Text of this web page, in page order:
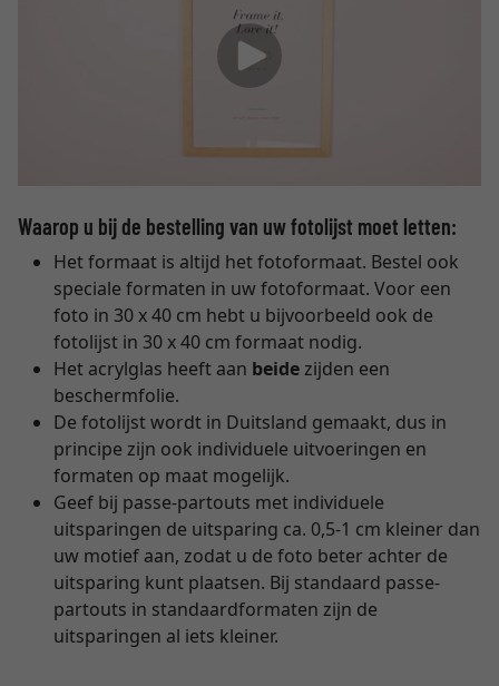
Waarop u bij de bestelling van uw fotolijst moet letten:
Het formaat is altijd het fotoformaat. Bestel ook
speciale formaten in uw fotoformaat. Voor een
foto in 30 x 40 cm hebt u bijvoorbeeld ook de
fotolijst in 30 x 40 cm formaat nodig.
Het acrylglas heeft aan beidezijden een
beschermfolie.
De fotolijst wordt in Duitsland gemaakt, dus in
principe zijn ook individuele uitvoeringen en
formaten op maat mogelijk.
Geef bij passe-partouts met individuele
uitsparingen de uitsparing ca. 0,5-1 cm kleiner dan
uw motief aan, zodat u de foto beter achter de
uitsparing kunt plaatsen. Bij standaard passe-
partouts in standaardformaten zijn de
uitsparingen al iets kleiner.